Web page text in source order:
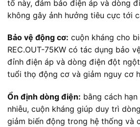
tố này, đảm bảo điện áp và dòng
không gây ảnh hưởng tiêu cực tới
Bảo vệ động cơ: cuộn kháng cho
REC.OUT-75KW có tác dụng bảo
đỉnh điện áp và dòng điện đột
tuổi thọ động cơ và giảm nguy cơ
Ổn định dòng điện: bằng cách
nhiễu, cuộn kháng giúp duy trì
giảm biến động trong hệ thống và